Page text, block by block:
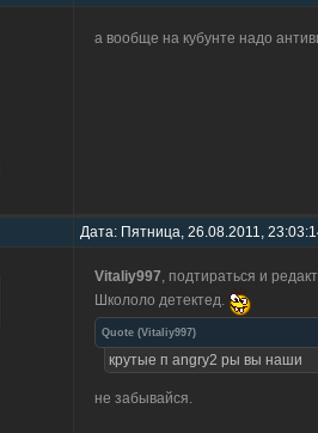
а вообще на кубунте надо
Дата: Пятница, 26.08.2011,
Vitaliy997, подтираться и
Школоло детектед.
Quote (Vitaliy997)
крутые п angry2 ры вы наши
не забывайся.